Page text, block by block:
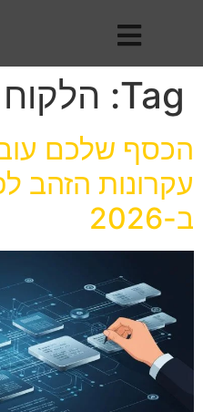
Tag: הלקוח
הכסף שלכם
עקרונות הזהב
ב-2026